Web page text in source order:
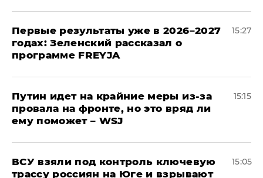
Первые результаты уже в 2026–2027
годах: Зеленский рассказал о
программе FREYJA
15:27
Путин идет на крайние меры из-за
провала на фронте, но это вряд ли
ему поможет – WSJ
15:15
ВСУ взяли под контроль ключевую
трассу россиян на Юге и взрывают
15:05